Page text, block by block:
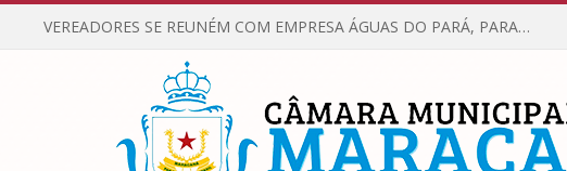
VEREADORES SE REUNÉM COM EMPRESA ÁGUAS DO PARÁ, PARA APRESENTAR REIVINDICAÇÕES E MELHORIAS NA QUALIDADE DOS SERVIÇOS OFERECIDOS Á POPULAÇÃO.